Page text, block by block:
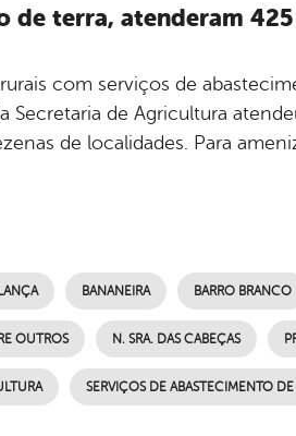
de terra, atenderam 425
com serviços de
Secretaria de Agricultura
de localidades. Para
BANANEIRA BARRO BRANCO
OUTROS N. SRA. DAS CABEÇAS
SERVIÇOS DE ABASTECIMENTO